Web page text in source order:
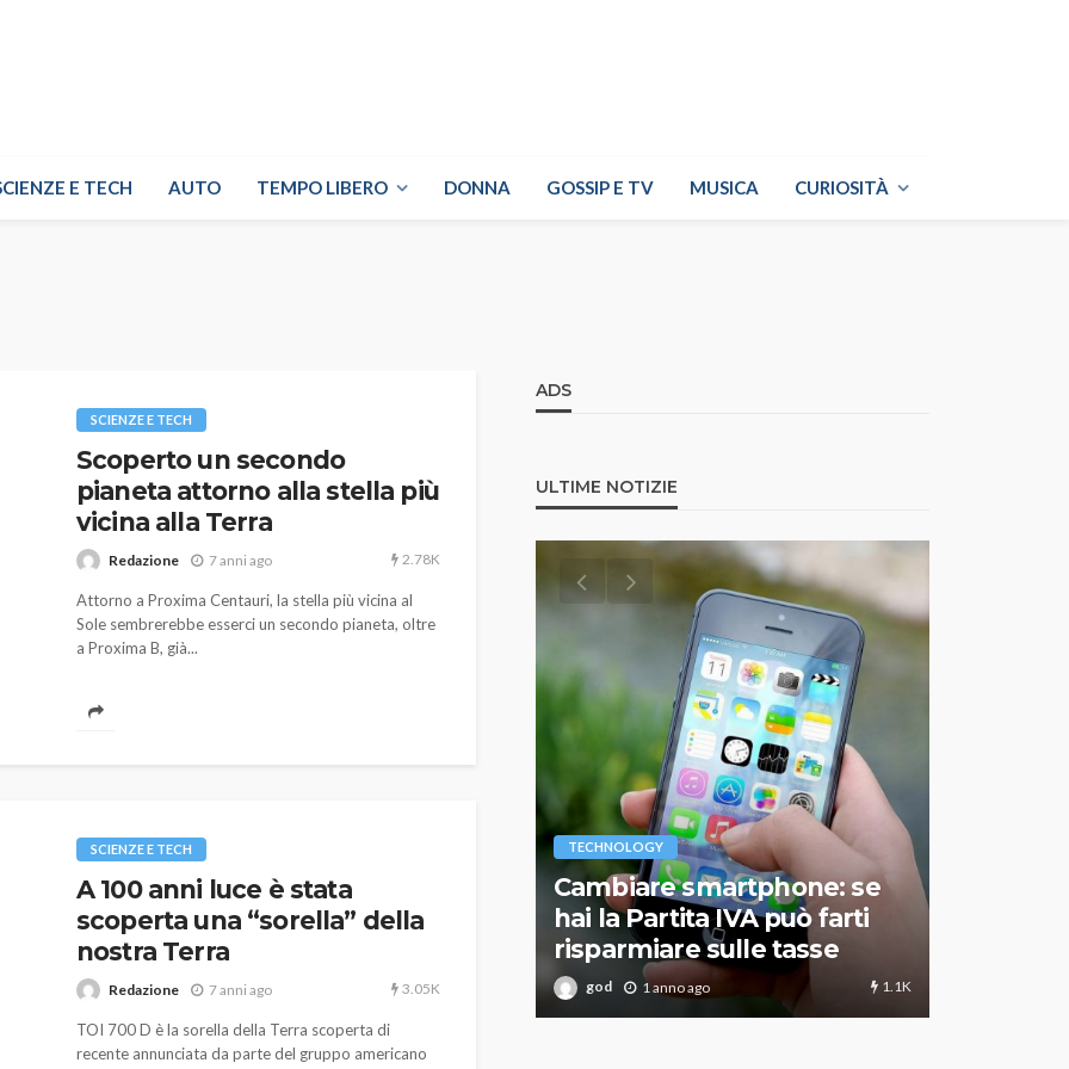
E TECH AUTO TEMPO LIBERO DONNA GOSSIP E TV MUSICA CURIOSITÀ
SCIENZE E TECH
Scoperto un secondo
pianeta attorno alla stella più
vicina alla Terra
Redazione 7 anni ago 2.78K
Attorno a Proxima Centauri, la stella più vicina al
Sole sembrerebbe esserci un secondo pianeta, oltre
a Proxima B, già...
SCIENZE E TECH
A 100 anni luce è stata
scoperta una “sorella” della
nostra Terra
Redazione 7 anni ago 3.05K
TOI 700 D è la sorella della Terra scoperta di
recente annunciata da parte del gruppo americano
ADS
ULTIME NOTIZIE
787
Davis: tennis mondiale e
passione per
l’automobilismo
abbracciano la stessa causa
god 9 mesi ago
TECHNOLOGY
Cambiare smartphone: se
hai la Partita IVA può farti
risparmiare sulle tasse
god 1 anno ago 1.1K